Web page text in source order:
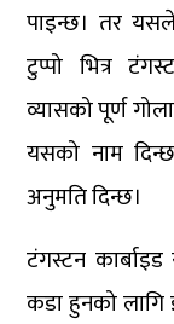
पाइन्छ। तर
टुप्पो भित्र
व्यासको पूर्ण
यसको नाम
अनुमति दिन्छ।
टंगस्टन कार्बाइड
कडा हुनको लागि